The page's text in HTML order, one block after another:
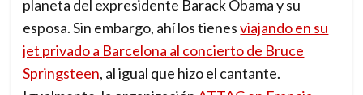
d
i
a
f
planeta del expresidente Barack Obama y su
esposa. Sin embargo, ahí los tienesviajando en su
jet privado a Barcelona al concierto de Bruce
Springsteen, al igual que hizo el cantante.